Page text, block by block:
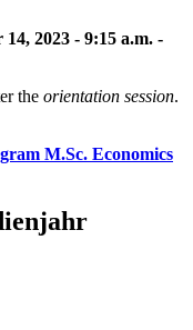
14, 2023 - 9:15 a.m. -
the orientation session.
M.Sc. Economics